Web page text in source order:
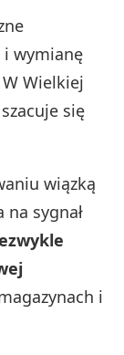
wymianę
Wielkiej
się
wiązką
sygnał
i